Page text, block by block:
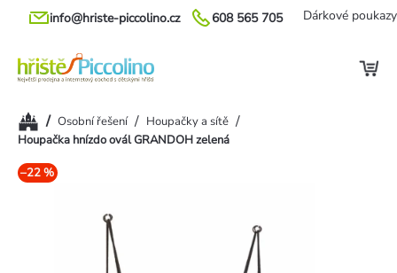
Přejít
608 565 705
info@hriste-piccolino.cz Dárkové poukazy
Domů/ Osobní řešení / Houpačky a sítě /
Houpačka hnízdo ovál GRANDOH zelená
–22 %